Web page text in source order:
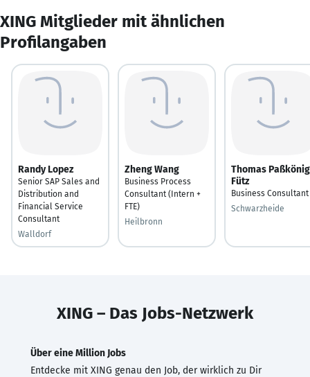
XING Mitglieder mit ähnlichen
Profilangaben
Randy Lopez
Senior SAP Sales and
Distribution and
Financial Service
Consultant
Walldorf
Zheng Wang
Business Process
Consultant (Intern +
FTE)
Heilbronn
Thomas
Fütz
Business Consultant
Schwarzheide
XING – Das Jobs-Netzwerk
Über eine Million Jobs
Entdecke mit XING genau den Job, der wirklich zu Dir